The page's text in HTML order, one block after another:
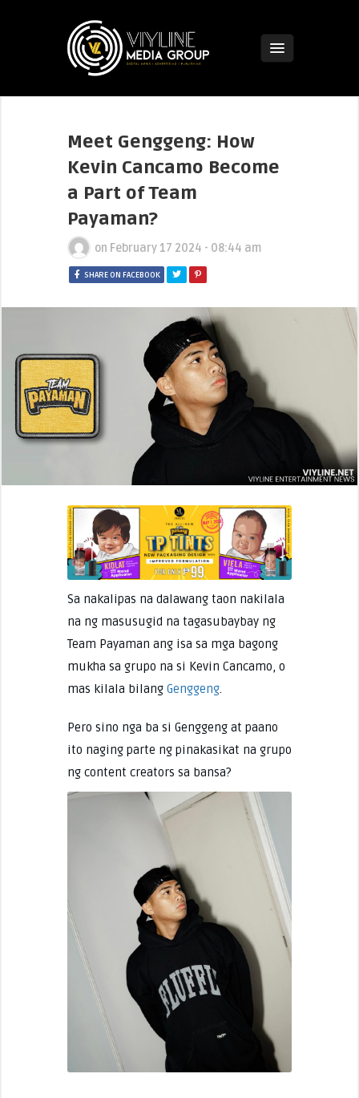
Meet Genggeng: How
Kevin Cancamo Become
a Part of Team
Payaman?
on February 17 2024 - 08:44 am
SHARE ON FACEBOOK
Sa nakalipas na dalawang taon nakilala
na ng masusugid na tagasubaybay ng
Team Payaman ang isa sa mga bagong
mukha sa grupo na si Kevin Cancamo, o
mas kilala bilang Genggeng.
Pero sino nga ba si Genggeng at paano
ito naging parte ng pinakasikat na grupo
ng content creators sa bansa?